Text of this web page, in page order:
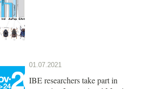
01.07.2021
IBE researchers take part in